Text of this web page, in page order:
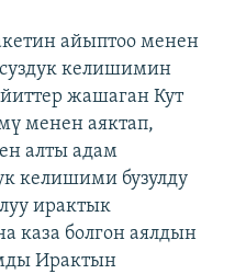
айыптоо менен
келишимин
жашаган Кут
менен аяктап,
алты адам
келишими бузулду
ирактык
каза болгон аялдын
Ирактын